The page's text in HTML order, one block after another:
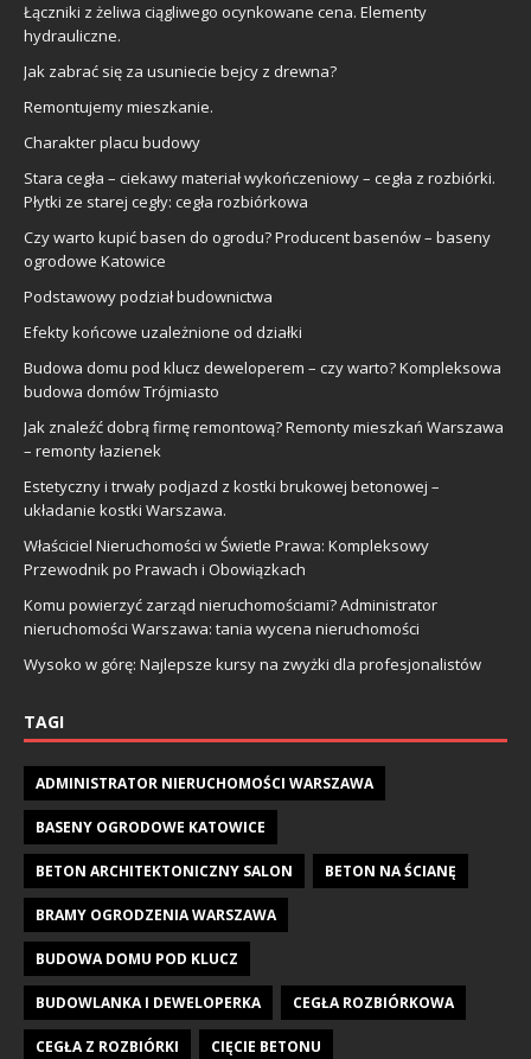
Łączniki z żeliwa ciągliwego ocynkowane cena. Elementy
hydrauliczne.
Jak zabrać się za usuniecie bejcy z drewna?
Remontujemy mieszkanie.
Charakter placu budowy
Stara cegła – ciekawy materiał wykończeniowy – cegła z rozbiórki.
Płytki ze starej cegły: cegła rozbiórkowa
Czy warto kupić basen do ogrodu? Producent basenów – baseny
ogrodowe Katowice
Podstawowy podział budownictwa
Efekty końcowe uzależnione od działki
Budowa domu pod klucz deweloperem – czy warto? Kompleksowa
budowa domów Trójmiasto
Jak znaleźć dobrą firmę remontową? Remonty mieszkań Warszawa
– remonty łazienek
Estetyczny i trwały podjazd z kostki brukowej betonowej –
układanie kostki Warszawa.
Właściciel Nieruchomości w Świetle Prawa: Kompleksowy
Przewodnik po Prawach i Obowiązkach
Komu powierzyć zarząd nieruchomościami? Administrator
nieruchomości Warszawa: tania wycena nieruchomości
Wysoko w górę: Najlepsze kursy na zwyżki dla profesjonalistów
TAGI
ADMINISTRATOR NIERUCHOMOŚCI WARSZAWA
BASENY OGRODOWE KATOWICE
BETON ARCHITEKTONICZNY SALON BETON NA ŚCIANĘ
BRAMY OGRODZENIA WARSZAWA
BUDOWA DOMU POD KLUCZ
BUDOWLANKA I DEWELOPERKA CEGŁA ROZBIÓRKOWA
CEGŁA Z ROZBIÓRKI CIĘCIE BETONU